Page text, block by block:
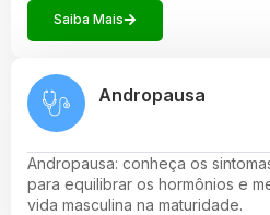
Saiba Mais
Andropausa
Andropausa: conheça os
para equilibrar os hormônios e
vida masculina na maturidade.